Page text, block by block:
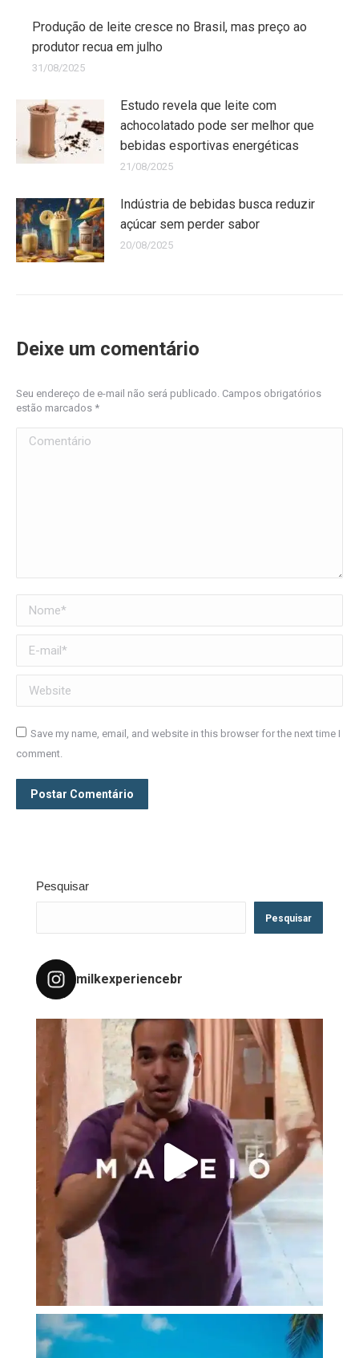
Produção de leite cresce no Brasil, mas preço ao
produtor recua em julho
31/08/2025
Estudo revela que leite com
achocolatado pode ser melhor que
bebidas esportivas energéticas
21/08/2025
Indústria de bebidas busca reduzir
açúcar sem perder sabor
20/08/2025
Deixe um comentário
Seu endereço de e-mail não será publicado. Campos obrigatórios
estão marcados *
Comentário
Nome *
E-mail *
Website
Save my name, email, and website in this browser for the next time I
comment.
Postar Comentário
Pesquisar
Pesquisar
milkexperiencebr